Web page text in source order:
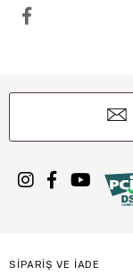
SİPARİŞ VE İADE